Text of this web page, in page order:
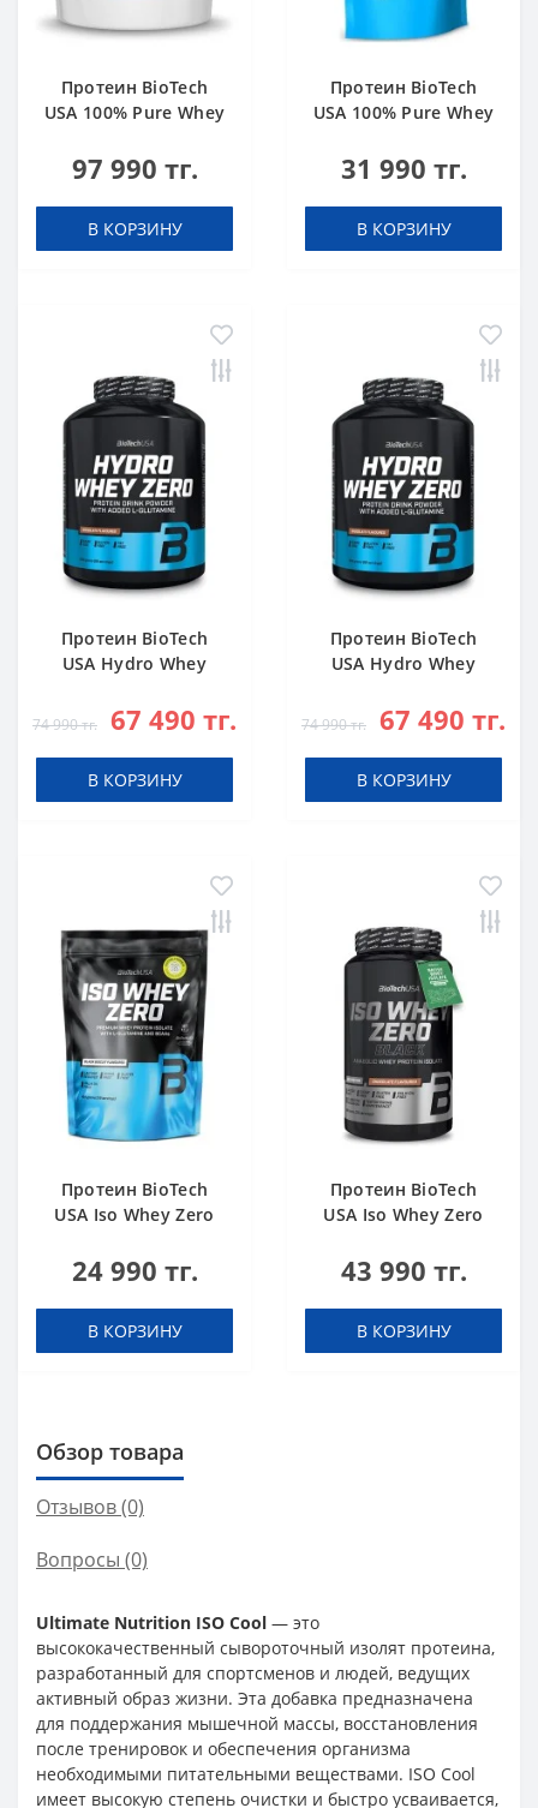
Протеин BioTech
USA 100% Pure Whey
g
97 990 тг.
В КОРЗИНУ
Протеин BioTech
USA 100% Pure Whey
31 990 тг.
В КОРЗИНУ
Протеин BioTech
USA Hydro Whey
g
74 990 тг. 67 490 тг.
В КОРЗИНУ
Протеин BioTech
USA Hydro Whey
74 990 тг. 67 490 тг.
В КОРЗИНУ
Протеин BioTech
USA Iso Whey Zero
454 g
24 990 тг.
В КОРЗИНУ
Протеин BioTech
USA Iso Whey Zero
43 990 тг.
В КОРЗИНУ
Обзор товара
Отзывов (0)
Вопросы (0)
Ultimate Nutrition ISO Cool — это
высококачественный сывороточный изолят протеина,
разработанный для спортсменов и людей, ведущих
активный образ жизни. Эта добавка предназначена
для поддержания мышечной массы, восстановления
после тренировок и обеспечения организма
необходимыми питательными веществами. ISO Cool
имеет высокую степень очистки и быстро усваивается,